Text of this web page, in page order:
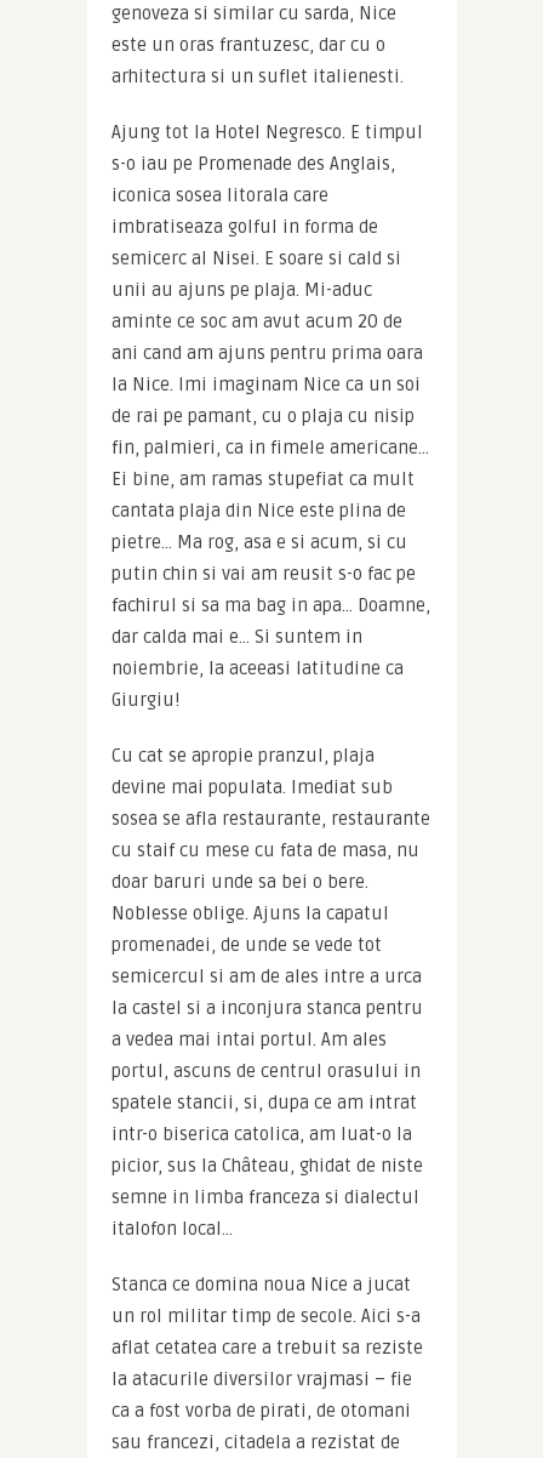
genoveza si similar cu sarda, Nice
este un oras frantuzesc, dar cu o
arhitectura si un suflet italienesti.
Ajung tot la Hotel Negresco. E timpul
s-o iau pe Promenade des Anglais,
iconica sosea litorala care
imbratiseaza golful in forma de
semicerc al Nisei. E soare si cald si
unii au ajuns pe plaja. Mi-aduc
aminte ce soc am avut acum 20 de
ani cand am ajuns pentru prima oara
la Nice. Imi imaginam Nice ca un soi
de rai pe pamant, cu o plaja cu nisip
fin, palmieri, ca in fimele americane…
Ei bine, am ramas stupefiat ca mult
cantata plaja din Nice este plina de
pietre… Ma rog, asa e si acum, si cu
putin chin si vai am reusit s-o fac pe
fachirul si sa ma bag in apa… Doamne,
dar calda mai e… Si suntem in
noiembrie, la aceeasi latitudine ca
Giurgiu!
Cu cat se apropie pranzul, plaja
devine mai populata. Imediat sub
sosea se afla restaurante, restaurante
cu staif cu mese cu fata de masa, nu
doar baruri unde sa bei o bere.
Noblesse oblige. Ajuns la capatul
promenadei, de unde se vede tot
semicercul si am de ales intre a urca
la castel si a inconjura stanca pentru
a vedea mai intai portul. Am ales
portul, ascuns de centrul orasului in
spatele stancii, si, dupa ce am intrat
intr-o biserica catolica, am luat-o la
picior, sus la Château, ghidat de niste
semne in limba franceza si dialectul
italofon local…
Stanca ce domina noua Nice a jucat
un rol militar timp de secole. Aici s-a
aflat cetatea care a trebuit sa reziste
la atacurile diversilor vrajmasi – fie
ca a fost vorba de pirati, de otomani
sau francezi, citadela a rezistat de